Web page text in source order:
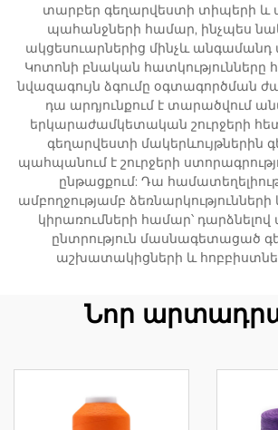
տարբեր գեղարվեստի տիպերի և
պահանջների համար, ինչպես
ակցեսուարներից մինչև
Կոտոնի բնական հատկությունները
նվազագույն ձգումը օգտագործման
դա արդյունքում է տարածվում
երկարաժամկետական շուրջերի
գեղարվեստի մակերևույթներին
պահպանում է շուրջերի
ընթացքում: Դա
ամբողջությամբ
կիրառումների համար՝
ընտրություն մասնագետացած
աշխատակիցների և
Նոր